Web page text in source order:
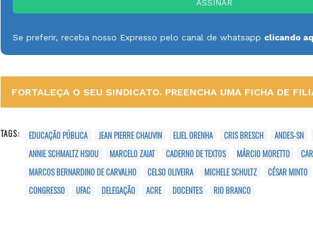
Se preferir, receba nosso Expresso pelo canal de whatsapp clicando
FORTALEÇA O SEU SINDICATO. PREENCHA UMA FICHA DE
TAGS: EDUCAÇÃO PÚBLICA JEAN PIERRE CHAUVIN ELIEL ORENHA CRIS BRESCH ANDES-SN
ANNIE SCHMALTZ HSIOU
MARCELO ZAIAT CADERNO DE TEXTOS MÁRCIO MORETTO
MARCOS BERNARDINO DE CARVALHO
CELSO OLIVEIRA MICHELE SCHULTZ CÉSAR MINTO
CONGRESSO
UFAC DELEGAÇÃO ACRE DOCENTES RIO BRANCO